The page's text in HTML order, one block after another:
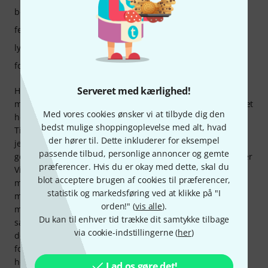
Serveret med kærlighed!
Med vores cookies ønsker vi at tilbyde dig den
bedst mulige shoppingoplevelse med alt, hvad
der hører til. Dette inkluderer for eksempel
passende tilbud, personlige annoncer og gemte
præferencer. Hvis du er okay med dette, skal du
blot acceptere brugen af cookies til præferencer,
statistik og markedsføring ved at klikke på "I
orden!" (vis alle).
Du kan til enhver tid trække dit samtykke tilbage
via cookie-indstillingerne (her)
Her er en mulighed for at få tre forskellige
modulationseffekter (Leslie, chorus og phaser), alle af meget
høj kvalitet. En betydelig pladsbesparelse på pedalbrættet.
Til min evaluering er jeg så heldig også at eje mini-Vent, så
jeg kunne sammenligne de to... 1/ Indstillet til SPEED 1
gengiver micro 16 Leslie-effekten, eller mere præcist Fender
Vibratone, ifølge beskrivelsen. Lyden er derefter tæt på
mini-Vent: du skal vælge micro-Vent 122 for at gengive
mini'ens lyd trofast, men personligt foretrækker jeg den
mere jævne og mindre dissonante lyd fra micro 16
sammenlignet med 122 til at spille i et band (til solospil er
det en anden historie). Med micro har du en mindre
formfaktor og mere omfattende justeringsmuligheder,
herunder en blanding mellem den modulerede lyd og
betjening
features
lyd
forarbejdning